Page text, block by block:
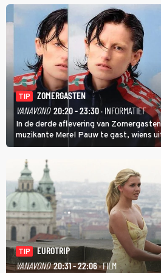
TIP
ZOMERGASTEN
VANAVOND 20:20 - 23:30· INFORMATIEF
In de derde aflevering van
muzikante Merel Pauw te gast, wiens
boeiende avond beloven: 'Mijn ideale
identiteit: grenzeloos, absurd en vol
TIP
EUROTRIP
VANAVOND 20:31 - 22:06· FILM